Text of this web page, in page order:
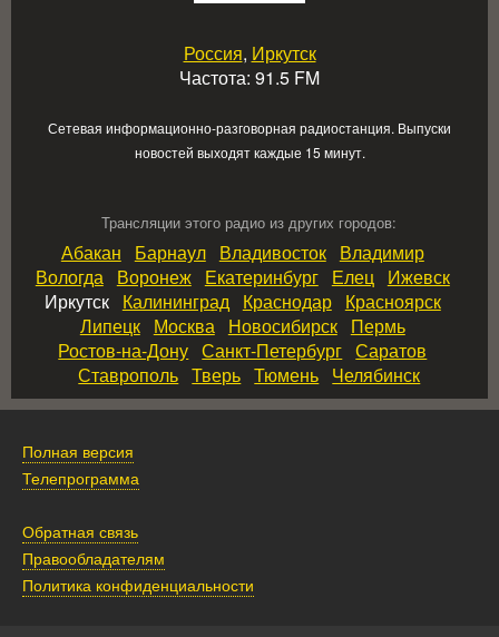
Россия, Иркутск
Частота: 91.5 FM
Сетевая информационно-разговорная радиостанция. Выпуски
новостей выходят каждые 15 минут.
Трансляции этого радио из других городов:
Абакан Барнаул Владивосток Владимир
Вологда Воронеж Екатеринбург Елец Ижевск
Иркутск Калининград Краснодар Красноярск
Липецк Москва Новосибирск Пермь
Ростов‑на‑Дону Санкт‑Петербург Саратов
Ставрополь Тверь Тюмень Челябинск
Полная версия
Телепрограмма
Обратная связь
Правообладателям
Политика конфиденциальности